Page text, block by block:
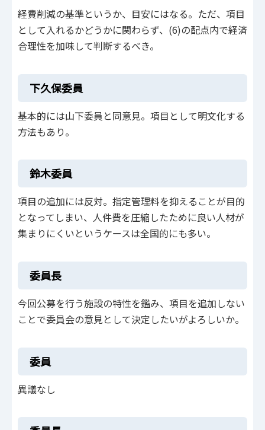
経費削減の基準というか、目安にはなる。ただ、項目
として入れるかどうかに関わらず、(6)の配点内で経済
合理性を加味して判断するべき。
下久保委員
基本的には山下委員と同意見。項目として明文化する
方法もあり。
鈴木委員
項目の追加には反対。指定管理料を抑えることが目的
となってしまい、人件費を圧縮したために良い人材が
集まりにくいというケースは全国的にも多い。
委員長
今回公募を行う施設の特性を鑑み、項目を追加しない
ことで委員会の意見として決定したいがよろしいか。
委員
異議なし